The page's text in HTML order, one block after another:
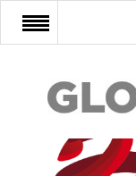
FŐOLDAL
AFRIKA